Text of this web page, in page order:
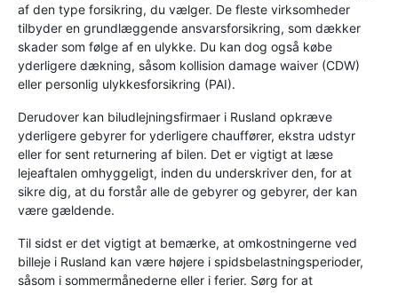
af den type forsikring, du vælger. De fleste virksomheder
tilbyder en grundlæggende ansvarsforsikring, som dækker
skader som følge af en ulykke. Du kan dog også købe
yderligere dækning, såsom kollision damage waiver (CDW)
eller personlig ulykkesforsikring (PAI).
Derudover kan biludlejningsfirmaer i Rusland opkræve
yderligere gebyrer for yderligere chauffører, ekstra udstyr
eller for sent returnering af bilen. Det er vigtigt at læse
lejeaftalen omhyggeligt, inden du underskriver den, for at
sikre dig, at du forstår alle de gebyrer og gebyrer, der kan
være gældende.
Til sidst er det vigtigt at bemærke, at omkostningerne ved
billeje i Rusland kan være højere i spidsbelastningsperioder,
såsom i sommermånederne eller i ferier. Sørg for at